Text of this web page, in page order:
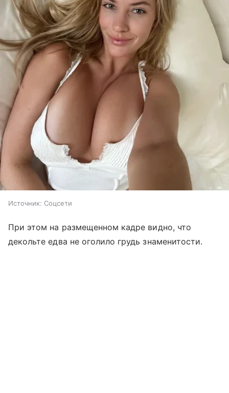
Источник: Соцсети
При этом на размещенном кадре видно, что
декольте едва не оголило грудь знаменитости.